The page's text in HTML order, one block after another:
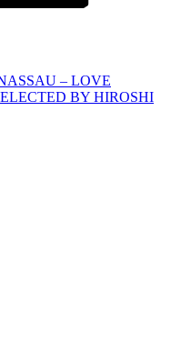
– LOVE
BY HIROSHI